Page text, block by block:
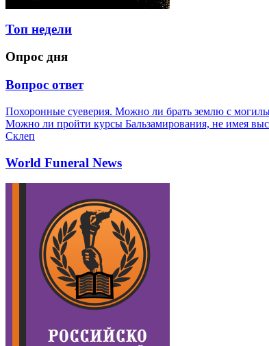
Топ недели
Опрос дня
Вопрос ответ
Похоронные суеверия. Можно ли брать землю с
Можно ли пройти курсы Бальзамирования, не имея
Склеп
World Funeral News